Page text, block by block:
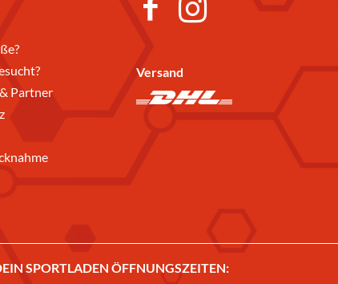
Partner
Versand
SPORTLADEN ÖFFNUNGSZEITEN: